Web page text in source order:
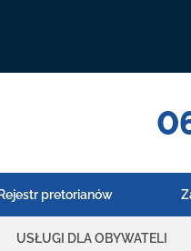
Rejestr pretorianów
USŁUGI DLA OBYWATELI